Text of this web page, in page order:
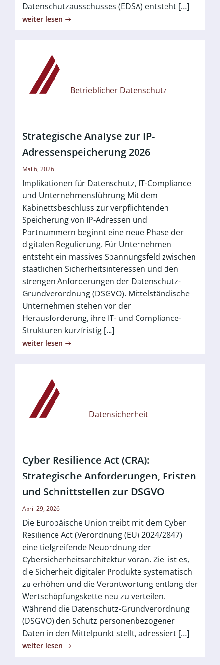
Datenschutzausschusses (EDSA) entsteht […]
weiter lesen
Betrieblicher Datenschutz
Strategische Analyse zur IP-
Adressenspeicherung 2026
Mai 6, 2026
Implikationen für Datenschutz, IT-Compliance
und Unternehmensführung Mit dem
Kabinettsbeschluss zur verpflichtenden
Speicherung von IP-Adressen und
Portnummern beginnt eine neue Phase der
digitalen Regulierung. Für Unternehmen
entsteht ein massives Spannungsfeld zwischen
staatlichen Sicherheitsinteressen und den
strengen Anforderungen der Datenschutz-
Grundverordnung (DSGVO). Mittelständische
Unternehmen stehen vor der
Herausforderung, ihre IT- und Compliance-
Strukturen kurzfristig […]
weiter lesen
Datensicherheit
Cyber Resilience Act (CRA):
Strategische Anforderungen, Fristen
und Schnittstellen zur DSGVO
April 29, 2026
Die Europäische Union treibt mit dem Cyber
Resilience Act (Verordnung (EU) 2024/2847)
eine tiefgreifende Neuordnung der
Cybersicherheitsarchitektur voran. Ziel ist es,
die Sicherheit digitaler Produkte systematisch
zu erhöhen und die Verantwortung entlang der
Wertschöpfungskette neu zu verteilen.
Während die Datenschutz-Grundverordnung
(DSGVO) den Schutz personenbezogener
Daten in den Mittelpunkt stellt, adressiert […]
weiter lesen